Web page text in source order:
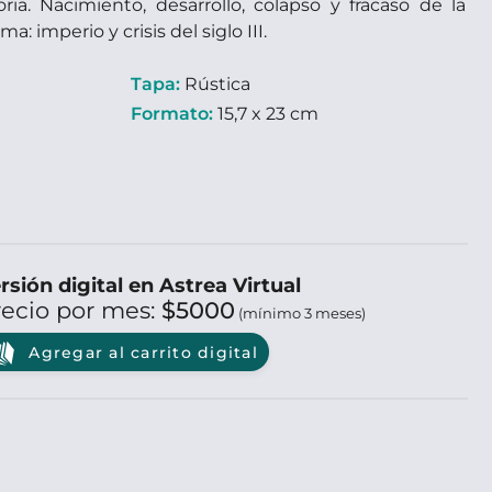
Nacimiento, desarrollo, colapso y fracaso de la
imperio y crisis del siglo III.
Tapa: Rústica
Formato: 15,7 x 23 cm
digital en Astrea Virtual
por mes: $5000 (mínimo 3 meses)
Agregar al carrito digital